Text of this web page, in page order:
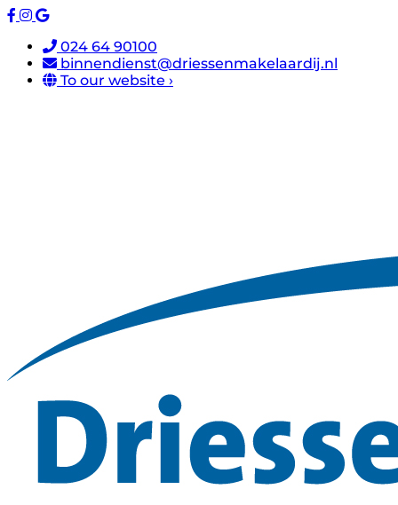
024 64 90100
binnendienst@driessenmakelaardij.nl
To our website ›